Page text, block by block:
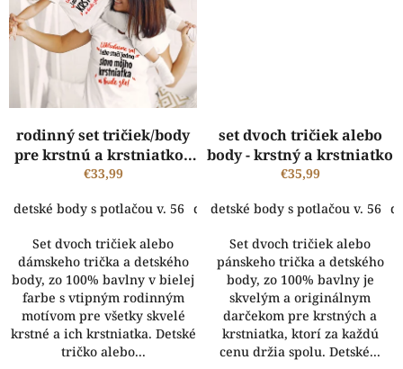
rodinný set tričiek/body
pre krstnú a krstniatko -
Ukľudníme sa!
€33,99
detské body s potlačou v. 56 detské body s potlačou v. 62
Set dvoch tričiek alebo
dámskeho trička a detského
body, zo 100% bavlny v bielej
farbe s vtipným rodinným
motívom pre všetky skvelé
krstné a ich krstniatka. Detské
tričko alebo...
set dvoch tričiek alebo
body - krstný a krstniatko
€35,99
detské body s potlačou v. 56
Set dvoch tričiek alebo
pánskeho trička a detského
body, zo 100% bavlny je
skvelým a originálnym
darčekom pre krstných a
krstniatka, ktorí za každú
cenu držia spolu. Detské...